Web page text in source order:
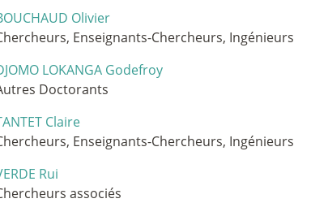
Olivier
Enseignants-Chercheurs, Ingénieurs
LOKANGA Godefroy
Doctorants
Claire
Enseignants-Chercheurs, Ingénieurs
Rui
associés